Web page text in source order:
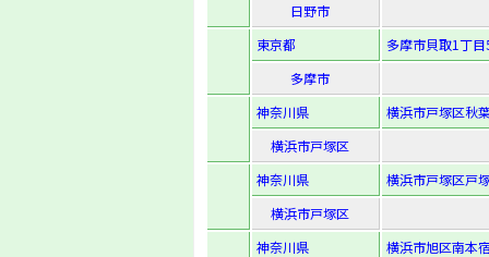
日野市
東京都
多摩市貝取1丁
多摩市
神奈川県
横浜市戸塚区秋
横浜市戸塚区
神奈川県
横浜市戸塚区戸
横浜市戸塚区
神奈川県
横浜市旭区南本